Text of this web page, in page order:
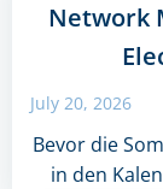
Network
July 20, 2026
Bevor die
in den